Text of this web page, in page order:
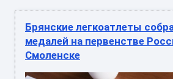
Брянские легкоатлеты
медалей на первенстве
Смоленске